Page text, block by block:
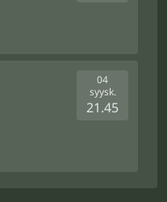
04
syysk.
21.45